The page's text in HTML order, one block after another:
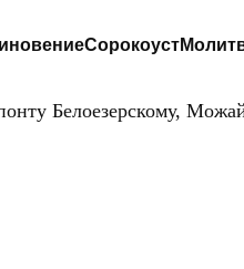
Сорокоуст
Белоезерскому,